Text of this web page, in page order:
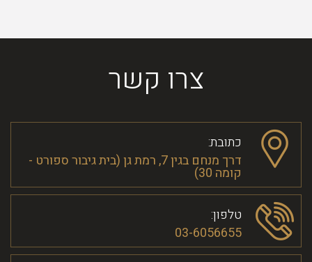
צרו קשר
כתובת:
דרך מנחם בגין 7, רמת גן (בית גיבור ספורט -
קומה 30)
טלפון:
03-6056655